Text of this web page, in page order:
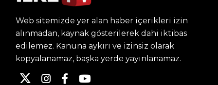
Web sitemizde yer alan haber içerikleri izin
alınmadan, kaynak gösterilerek dahi iktibas
edilemez. Kanuna aykırı ve izinsiz olarak
kopyalanamaz, başka yerde yayınlanamaz.